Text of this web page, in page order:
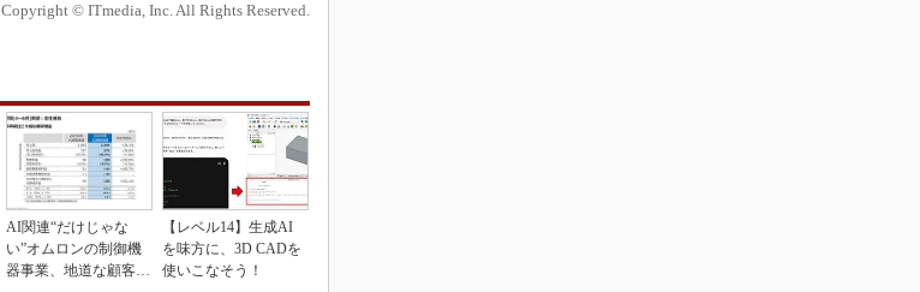
Copyright © ITmedia, Inc. All Rights Reserved.
AI関連“だけじゃな
い”オムロンの制御機
器事業、地道な顧客基
【レベル14】生成AI
を味方に、3D CADを
使いこなそう！